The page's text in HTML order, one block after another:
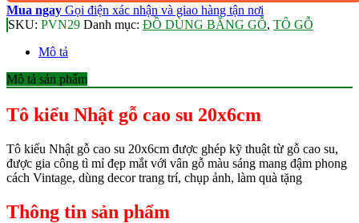
Mua ngay Gọi điện xác nhận và giao hàng tận nơi
SKU: PVN29 Danh mục: ĐỒ DÙNG BẰNG GỖ, TÔ GỖ
Mô tả
Mô tả sản phẩm
Tô kiểu Nhật gỗ cao su 20x6cm
Tô kiểu Nhật gỗ cao su 20x6cm được ghép kỹ thuật từ gỗ cao su,
được gia công tì mỉ đẹp mắt với vân gỗ màu sáng mang đậm phong
cách Vintage, dùng decor trang trí, chụp ảnh, làm quà tặng
Thông tin sản phẩm